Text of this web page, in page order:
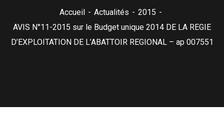
Accueil Actualités
2015
AVIS N°11-2015 sur le Budget unique 2014 DE LA REGIE
D’EXPLOITATION DE L’ABATTOIR REGIONAL – ap 007551